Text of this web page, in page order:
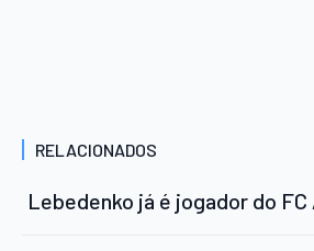
RELACIONADOS
Lebedenko já é jogador do FC